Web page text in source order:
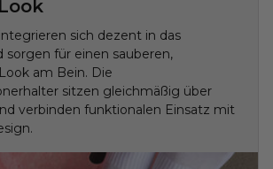
sich dezent in das
sorgen für einen sauberen,
am Bein. Die
sitzen gleichmäßig über
verbinden funktionalen Einsatz mit